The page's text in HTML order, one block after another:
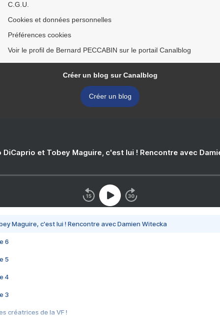
C.G.U.
Cookies et données personnelles
Préférences cookies
Voir le profil de Bernard PECCABIN sur le portail Canalblog
Créer un blog sur Canalblog
Créer un blog
DiCaprio et Tobey Maguire, c'est lui ! Rencontre avec
Maguire, c'est lui ! Rencontre avec Damien Witecka
6
5
4
3
créatrices de la VF !